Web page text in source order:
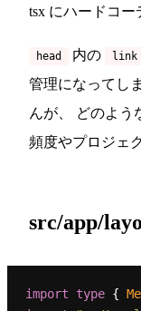
tsx にハードコー
head 内の link
管理になってし
んが、 どのよう
頻度やプロジェ
src/app/
import type {